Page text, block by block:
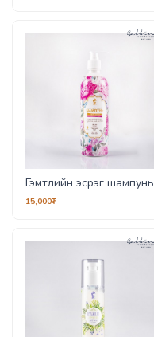
Гэмтлийн эсрэг шампунь
15,000₮